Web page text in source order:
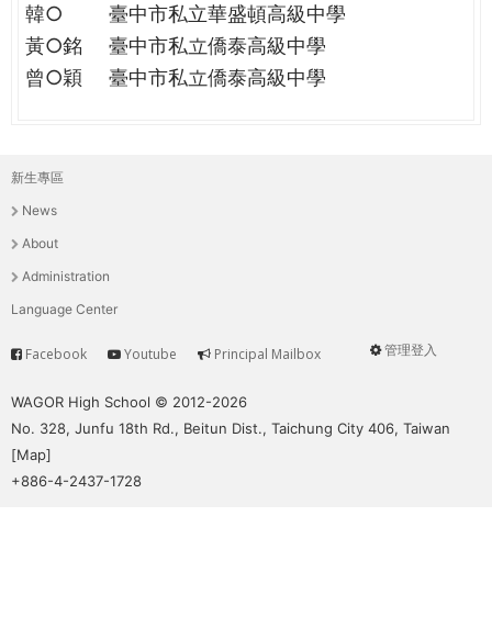
韓○
臺中市私立華盛頓高級中學
黃○銘
臺中市私立僑泰高級中學
曾○穎
臺中市私立僑泰高級中學
主
選
單
新生專區
News
About
Administration
Language Center
User
管理登入
Service
Facebook Youtube Principal Mailbox
WAGOR High School © 2012-2026
No. 328, Junfu 18th Rd., Beitun Dist., Taichung City 406, Taiwan
[Map]
+886-4-2437-1728